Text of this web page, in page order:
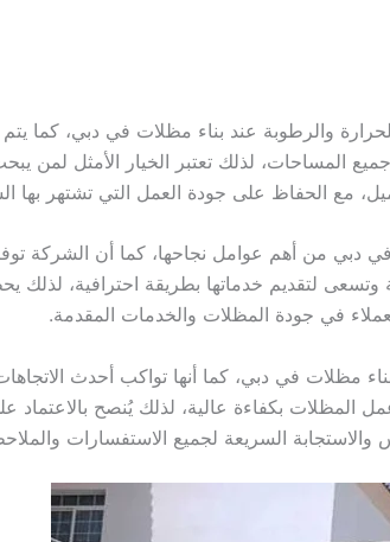
والرطوبة عند بناء مظلات في دبي، كما يتم
المساحات، لذلك تعتبر الخيار الأمثل لمن
مع الحفاظ على جودة العمل التي تشتهر بها
في دبي من أهم عوامل نجاحها، كما أن
لتقديم خدماتها بطريقة احترافية، لذلك
في جودة المظلات والخدمات المقدمة.
مظلات في دبي، كما أنها تواكب أحدث
المظلات بكفاءة عالية، لذلك يُنصح
السريعة لجميع الاستفسارات